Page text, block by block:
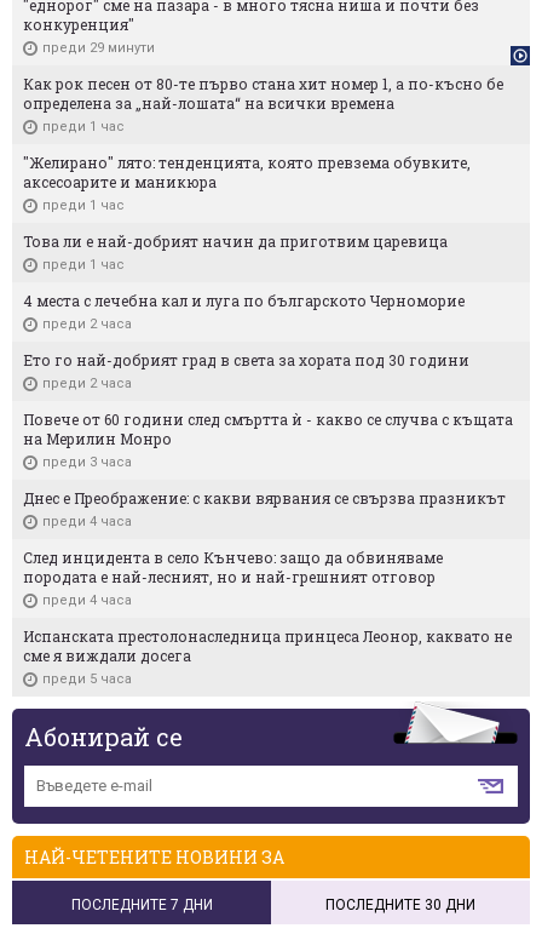
"еднорог" сме на пазара - в много тясна ниша и почти без
конкуренция"
преди 29 минути
Как рок песен от 80-те първо стана хит номер 1, а по-късно бе
определена за „най-лошата“ на всички времена
преди 1 час
"Желирано" лято: тенденцията, която превзема обувките,
аксесоарите и маникюра
преди 1 час
Това ли е най-добрият начин да приготвим царевица
преди 1 час
4 места с лечебна кал и луга по българското Черноморие
преди 2 часа
Ето го най-добрият град в света за хората под 30 години
преди 2 часа
Повече от 60 години след смъртта ѝ - какво се случва с къщата
на Мерилин Монро
преди 3 часа
Днес е Преображение: с какви вярвания се свързва празникът
преди 4 часа
След инцидента в село Кънчево: защо да обвиняваме
породата е най-лесният, но и най-грешният отговор
преди 4 часа
Испанската престолонаследница принцеса Леонор, каквато не
сме я виждали досега
преди 5 часа
Абонирай се
НАЙ-ЧЕТЕНИТЕ НОВИНИ ЗА
ПОСЛЕДНИТЕ 7 ДНИ ПОСЛЕДНИТЕ 30 ДНИ